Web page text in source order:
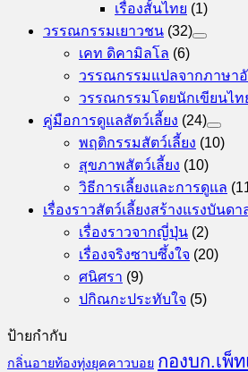
เรื่องสั้นไทย (1)
วรรณกรรมเยาวชน (32)
เคท ดิคามิลโล (6)
วรรณกรรมแปลจากภาษา
วรรณกรรมโดยนักเขียนไท
คู่มือการดูแลสัตว์เลี้ยง (24)
พฤติกรรมสัตว์เลี้ยง (10)
สุขภาพสัตว์เลี้ยง (10)
วิธีการเลี้ยงและการดูแล
เรื่องราวสัตว์เลี้ยงสร้างแรงบันดา
เรื่องราวจากญี่ปุ่น (2)
เรื่องจริงซาบซึ้งใจ (20)
ศนิศรา (9)
ปกิณกะประทับใจ (5)
ป้ายกำกับ
กลิ่นอายท้องทุ่งยุคคาวบอย กองบก.เพ็